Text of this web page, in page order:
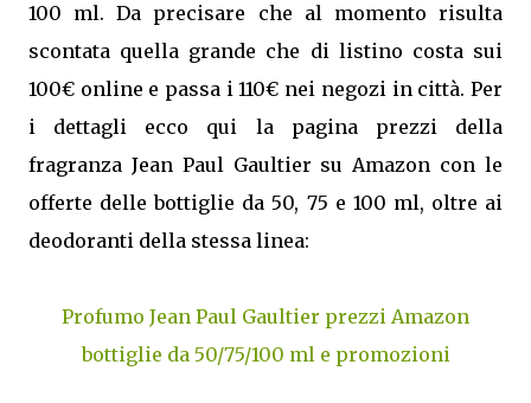
100 ml. Da precisare che al momento risulta
scontata quella grande che di listino costa sui
100€ online e passa i 110€ nei negozi in città. Per
i dettagli ecco qui la pagina prezzi della
fragranza Jean Paul Gaultier su Amazon con le
offerte delle bottiglie da 50, 75 e 100 ml, oltre ai
deodoranti della stessa linea:
Profumo Jean Paul Gaultier prezzi Amazon
bottiglie da 50/75/100 ml e promozioni